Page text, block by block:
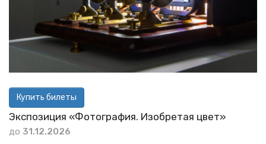
Купить билеты
Экспозиция «Фотография. Изобретая цвет»
до 31.12.2026